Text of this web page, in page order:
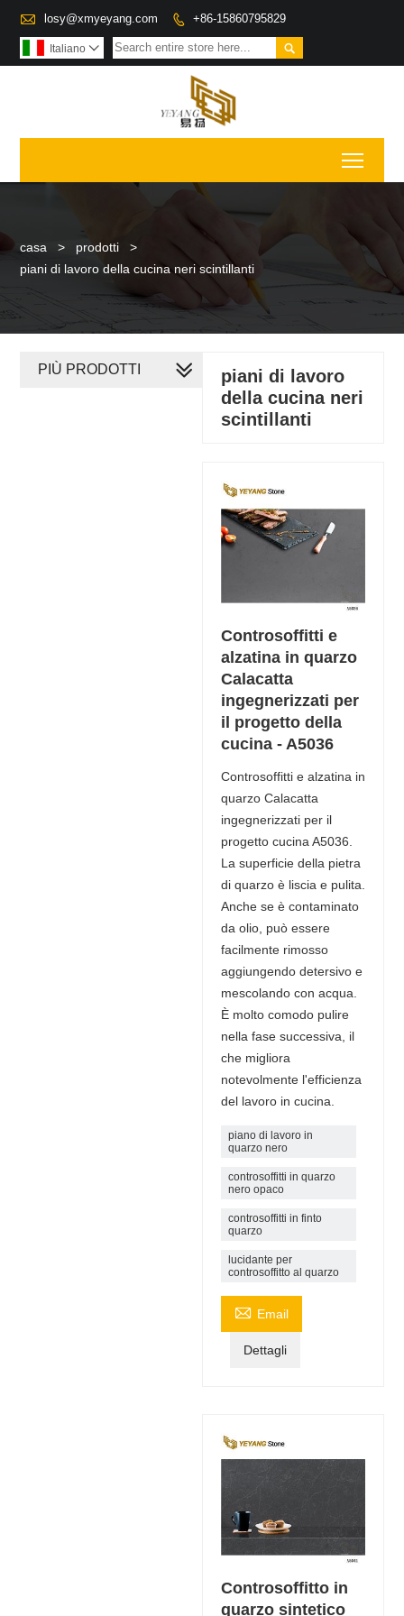
 losy@xmyeyang.com  +86-15860795829

Italiano 
casa > prodotti
>
piani di lavoro della cucina neri scintillanti
piani di lavoro
della cucina neri
scintillanti
Controsoffitti e
alzatina in quarzo
Calacatta
ingegnerizzati per
il progetto della
cucina - A5036
Controsoffitti e alzatina in
quarzo Calacatta
ingegnerizzati per il
progetto cucina A5036.
La superficie della pietra
di quarzo è liscia e pulita.
Anche se è contaminato
da olio, può essere
facilmente rimosso
aggiungendo detersivo e
mescolando con acqua.
È molto comodo pulire
nella fase successiva, il
che migliora
notevolmente l'efficienza
del lavoro in cucina.
piano di lavoro in
quarzo nero
controsoffitti in quarzo
nero opaco
controsoffitti in finto
quarzo
lucidante per
controsoffitto al quarzo
 Email
Dettagli
Controsoffitto in
quarzo sintetico
PIÙ PRODOTTI